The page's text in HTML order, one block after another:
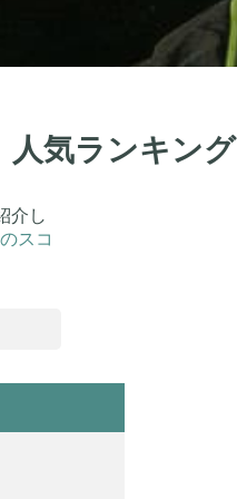
人気ランキング
介し
スコ